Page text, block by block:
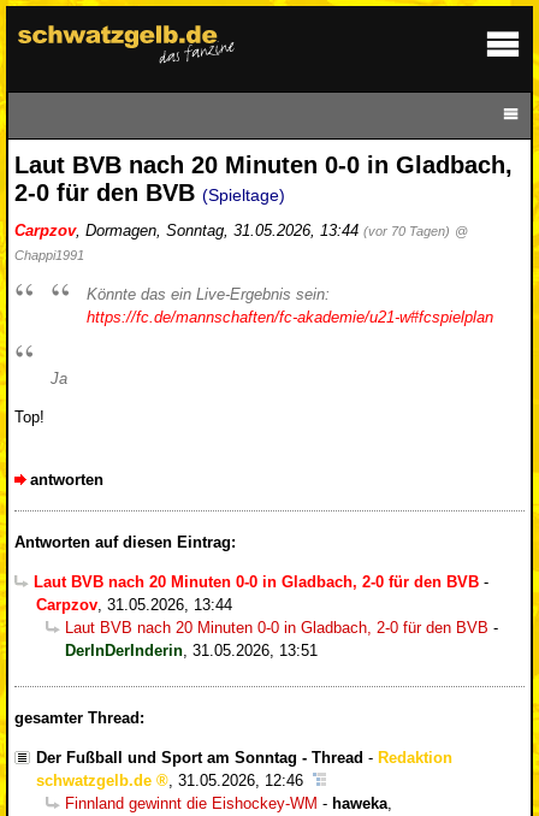
Laut BVB nach 20 Minuten 0-0 in Gladbach,
2-0 für den BVB (Spieltage)
Carpzov, Dormagen, Sonntag, 31.05.2026, 13:44 (vor 70 Tagen) @
Chappi1991
Könnte das ein Live-Ergebnis sein:
https://fc.de/mannschaften/fc-akademie/u21-w#fcspielplan
Ja
Top!
antworten
Antworten auf diesen Eintrag:
Laut BVB nach 20 Minuten 0-0 in Gladbach, 2-0 für den BVB -
Carpzov, 31.05.2026, 13:44
Laut BVB nach 20 Minuten 0-0 in Gladbach, 2-0 für den BVB -
DerInDerInderin, 31.05.2026, 13:51
gesamter Thread:
Der Fußball und Sport am Sonntag - Thread - Redaktion
schwatzgelb.de
, 31.05.2026, 12:46
Finnland gewinnt die Eishockey-WM - haweka,